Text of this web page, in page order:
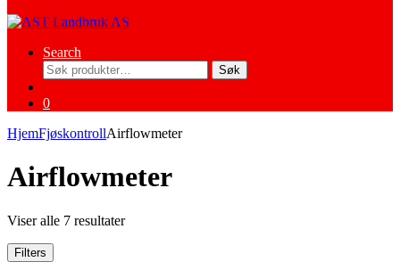
Search
Søk
etter:
Søk
0
HjemFjøskontrollAirflowmeter
Airflowmeter
Viser alle 7 resultater
Filters